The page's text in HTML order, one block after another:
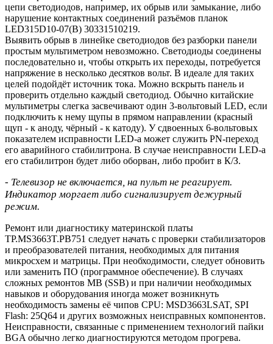
цепи светодиодов, например, их обрыв или замыкание, либо
нарушение контактных соединений разъёмов планок
LED315D10-07(B) 30331510219.
Выявить обрыв в линейке светодиодов без разборки панели
простым мультиметром невозможно. Светодиоды соединены
последовательно и, чтобы открыть их переходы, потребуется
напряжение в несколько десятков вольт. В идеале для таких
целей подойдёт источник тока. Можно вскрыть панель и
проверить отдельно каждый светодиод. Обычно китайские
мультиметры слегка засвечивают один 3-вольтовый LED, если
подключить к нему щупы в прямом направлении (красный
щуп - к аноду, чёрный - к катоду). У сдвоенных 6-вольтовых
показателем исправности LED-а может служить PN-переход
его аварийного стабилитрона. В случае неисправности LED-а
его стабилитрон будет либо оборван, либо пробит в К/З.
- Телевизор не включается, на пульт не реагирует.
Индикатор моргает либо сигнализирует дежурный
режим.
Ремонт или диагностику материнской платы
TP.MS3663T.PB751 следует начать с проверки стабилизаторов
и преобразователей питания, необходимых для питания
микросхем и матрицы. При необходимости, следует обновить
или заменить ПО (программное обеспечение). В случаях
сложных ремонтов MB (SSB) и при наличии необходимых
навыков и оборудования иногда может возникнуть
необходимость замены её чипов CPU: MSD3663LSAT, SPI
Flash: 25Q64 и других возможных неисправных компонентов.
Неисправности, связанные с применением технологий пайки
BGA обычно легко диагностируются методом прогрева.